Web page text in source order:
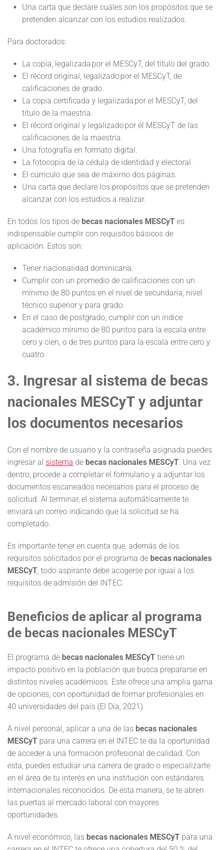
Una carta que declare cuáles son los propósitos que se
pretenden alcanzar con los estudios realizados.
Para doctorados:
La copia, legalizada por el MESCyT, del título del grado.
El récord original, legalizado por el MESCyT, de
calificaciones de grado.
La copia certificada y legalizada por el MESCyT, del
título de la maestría.
El récord original y legalizado por el MESCyT de las
calificaciones de la maestría.
Una fotografía en formato digital.
La fotocopia de la cédula de identidad y electoral.
El currículo que sea de máximo dos páginas.
Una carta que declare los propósitos que se pretenden
alcanzar con los estudios a realizar.
En todos los tipos de becas nacionales MESCyT es
indispensable cumplir con requisitos básicos de
aplicación. Estos son:
Tener nacionalidad dominicana.
Cumplir con un promedio de calificaciones con un
mínimo de 80 puntos en el nivel de secundaria, nivel
técnico superior y para grado.
En el caso de postgrado, cumplir con un índice
académico mínimo de 80 puntos para la escala entre
cero y cien, o de tres puntos para la escala entre cero y
cuatro.
3. Ingresar al sistema de becas
nacionales MESCyT y adjuntar
los documentos necesarios
Con el nombre de usuario y la contraseña asignada puedes
ingresar al sistema de becas nacionales MESCyT. Una vez
dentro, procede a completar el formulario y a adjuntar los
documentos escaneados necesarios para el proceso de
solicitud. Al terminar, el sistema automáticamente te
enviará un correo indicando que la solicitud se ha
completado.
Es importante tener en cuenta que, además de los
requisitos solicitados por el programa de becas nacionales
MESCyT, todo aspirante debe acogerse por igual a los
requisitos de admisión del INTEC.
Beneficios de aplicar al programa
de becas nacionales MESCyT
El programa de becas nacionales MESCyT tiene un
impacto positivo en la población que busca prepararse en
distintos niveles académicos. Este ofrece una amplia gama
de opciones, con oportunidad de formar profesionales en
40 universidades del país (El Día, 2021).
A nivel personal, aplicar a una de las becas nacionales
MESCyT para una carrera en el INTEC te da la oportunidad
de acceder a una formación profesional de calidad. Con
esta, puedes estudiar una carrera de grado o especializarte
en el área de tu interés en una institución con estándares
internacionales reconocidos. De esta manera, se te abren
las puertas al mercado laboral con mayores
oportunidades.
A nivel económico, las becas nacionales MESCyT para una